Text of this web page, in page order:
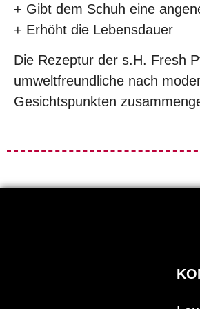
+ Gibt dem Schuh eine
+ Erhöht die Lebensdauer
Die Rezeptur der s.H. Fresh
umweltfreundliche nach
Gesichtspunkten